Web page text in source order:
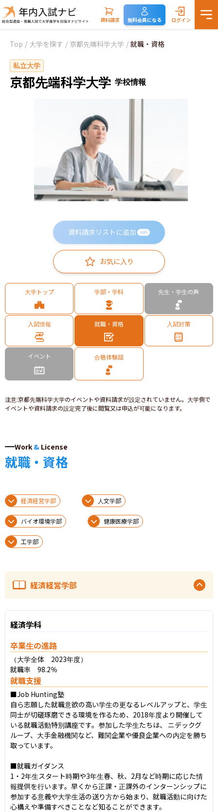
資料請求 無料会員になる ログイン
Top / 大学を探す / 京都先端科学大学 / 就職・資格
私立大学
京都先端科学大学 学校情報
資料請求リストに追加 無料
お気に入り
大学トップ 学部・学科 先生・学生の声
入試情報 就職・資格 入試対策
イベント 合格体験談
注意:京都先端科学大学のイベントや資料請求が設定されていません。大学側で
イベントや資料請求の設定完了後に閲覧又は申込が可能になります。
Work & License
就職・資格
経済経営学部 人文学部
バイオ環境学部 健康医療学部
工学部
経済経営学部
経済学科
卒業生の進路
（大学全体　2023年度）
就職率　98.2％
就職支援
■Job Hunting塾
自ら志願した就職意欲の高い学生の更なるレベルアップと、学生
同士が切磋琢磨できる環境を作るため、2018年度より開催して
いる就職活動特別講座です。参加した学生たちは、 ニデックグ
ループ、大手金融機関など、難関企業や優良企業への内定を勝ち
取っています。
■就職ガイダンス
1・2年生スタート時期や3年生春、秋、2月など時期に応じた情
報提供を行います。早くから正課・正課外のインターンシップに
参加する意義や大学生活の送り方から始まり、就職活動に向けた
心構えや準備すべきことなど知ることができます。